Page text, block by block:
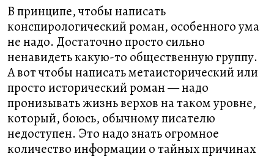
В принципе, чтобы написать
конспирологический роман, особенного ума
не надо. Достаточно просто сильно
ненавидеть какую-то общественную группу.
А вот чтобы написать метаисторический или
просто исторический роман — надо
пронизывать жизнь верхов на таком уровне,
который, боюсь, обычному писателю
недоступен. Это надо знать огромное
количество информации о тайных причинах